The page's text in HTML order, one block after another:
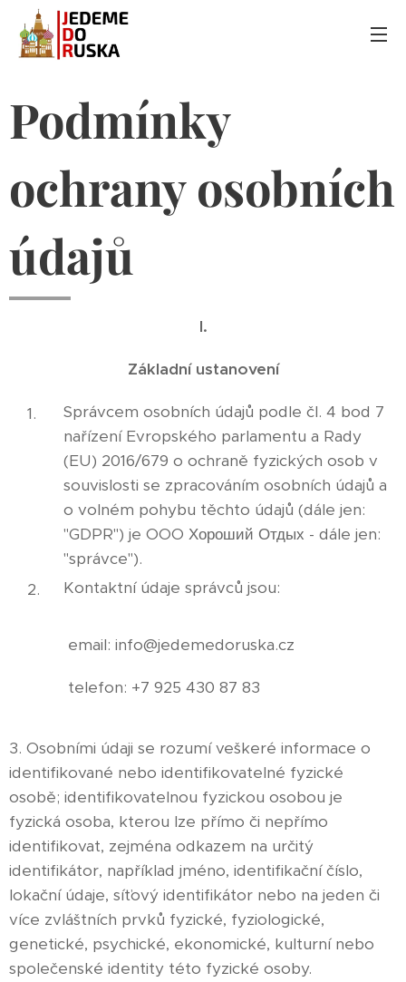
Podmínky
ochrany osobních
údajů
I.
Základní ustanovení
Správcem osobních údajů podle čl. 4 bod 7
nařízení Evropského parlamentu a Rady
(EU) 2016/679 o ochraně fyzických osob v
souvislosti se zpracováním osobních údajů a
o volném pohybu těchto údajů (dále jen:
"GDPR") je OOO Хороший Отдых - dále jen:
"správce").
Kontaktní údaje správců jsou:
email: info@jedemedoruska.cz
telefon: +7 925 430 87 83
3. Osobními údaji se rozumí veškeré informace o
identifikované nebo identifikovatelné fyzické
osobě; identifikovatelnou fyzickou osobou je
fyzická osoba, kterou lze přímo či nepřímo
identifikovat, zejména odkazem na určitý
identifikátor, například jméno, identifikační číslo,
lokační údaje, síťový identifikátor nebo na jeden či
více zvláštních prvků fyzické, fyziologické,
genetické, psychické, ekonomické, kulturní nebo
společenské identity této fyzické osoby.